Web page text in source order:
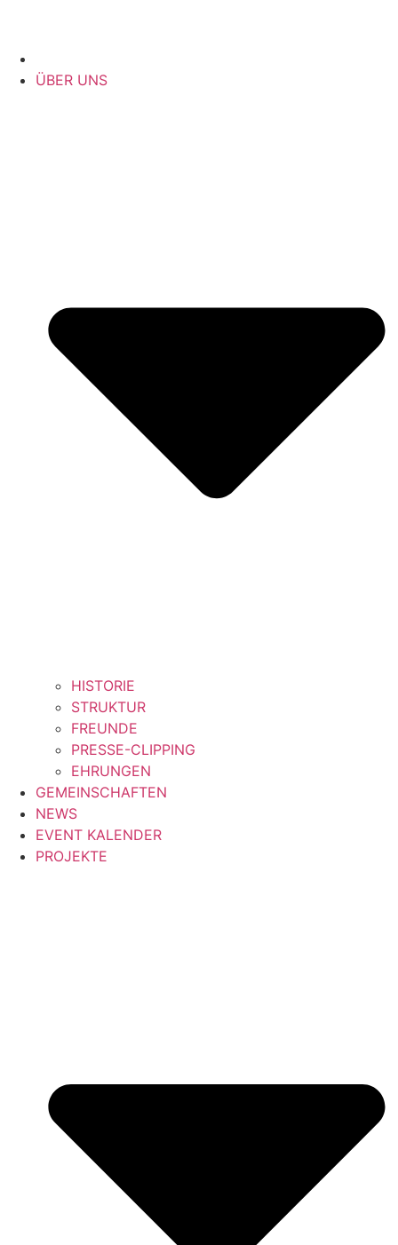
ÜBER UNS
HISTORIE
STRUKTUR
FREUNDE
PRESSE-CLIPPING
EHRUNGEN
GEMEINSCHAFTEN
NEWS
EVENT KALENDER
PROJEKTE